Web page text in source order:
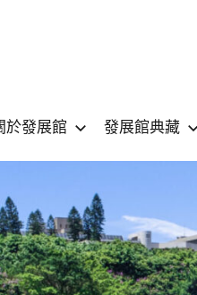
立
陽
明
交
Ming
Chiao
Tung
University
MUSEUM
於發展館 發展館典藏